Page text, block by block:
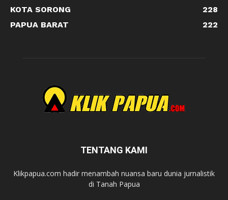
KOTA SORONG
228
PAPUA BARAT
222
TENTANG KAMI
Klikpapua.com hadir menambah nuansa baru dunia jurnalistik
di Tanah Papua